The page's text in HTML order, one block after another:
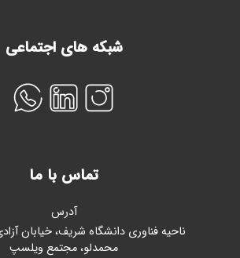
شبکه های اجتماعی
تماس با ما
آدرس
ناحیه فناوری دانشگاه شریف، خیابان
محمدلو، مجتمع ویلسپ